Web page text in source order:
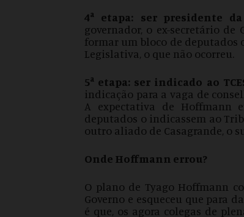
4a etapa: ser presidente da
governador, o ex-secretário
formar um bloco de deputados
Legislativa, o que não ocorreu.
5a etapa: ser indicado ao
indicação para a vaga de
A expectativa de Hoffmann
deputados o indicassem ao
outro aliado de Casagrande, o
Onde Hoffmann errou?
O plano de Tyago Hoffmann
Governo e esqueceu que para
é que, os agora colegas de